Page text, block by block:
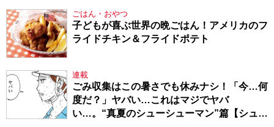
ごはん・おやつ
子どもが喜ぶ世界の晩ごはん！アメリカのフ
ライドチキン＆フライドポテト
連載
ごみ収集はこの暑さでも休みナシ！「今…何
度だ？」ヤバい…これはマジでヤバ
い…。“真夏のシューシューマン”篇【シュー